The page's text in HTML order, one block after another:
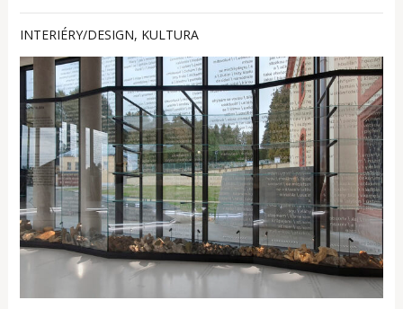
INTERIÉRY/DESIGN, KULTURA